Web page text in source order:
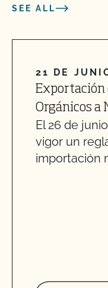
SEE ALL
21 DE
Exportación
Orgánicos a
El 26 de
vigor un
importación